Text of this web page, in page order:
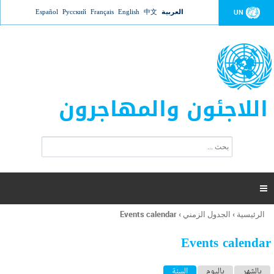
Jump to navigation UN العربية 中文
English
Français
Русский
Español
اللاجئون والمهاجرون
ت
ر
ل
ح
ب

أنت
هنا
الرئيسية › الجدول الزمني ›
Events calendar
Events calendar